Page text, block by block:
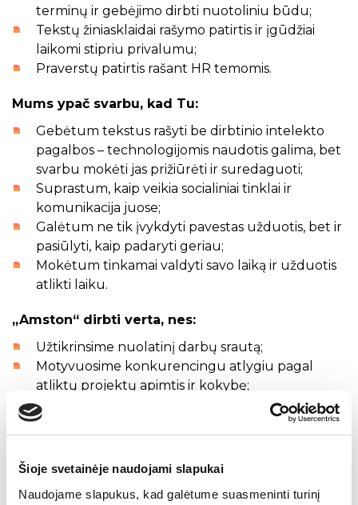
Šioje svetainėje naudojami slapukai
Naudojame slapukus, kad galėtume suasmeninti turinį
terminų ir gebėjimo dirbti nuotoliniu būdu;
Tekstų žiniasklaidai rašymo patirtis ir įgūdžiai
laikomi stipriu privalumu;
Praverstų patirtis rašant HR temomis.
Mums ypač svarbu, kad Tu:
Gebėtum tekstus rašyti be dirbtinio intelekto
pagalbos – technologijomis naudotis galima, bet
svarbu mokėti jas prižiūrėti ir suredaguoti;
Suprastum, kaip veikia socialiniai tinklai ir
komunikacija juose;
Galėtum ne tik įvykdyti pavestas užduotis, bet ir
pasiūlyti, kaip padaryti geriau;
Mokėtum tinkamai valdyti savo laiką ir užduotis
atlikti laiku.
„Amston“ dirbti verta, nes:
Užtikrinsime nuolatinį darbų srautą;
Motyvuosime konkurencingu atlygiu pagal
atliktų projektų apimtis ir kokybę;
Dalinsimės įžvalgomis ir patirtimi apie HR sritį;
Padėsime tobulėti tekstų rašymo ir
Skatinsime siūlyti idėjas, priimti sprendimus ir